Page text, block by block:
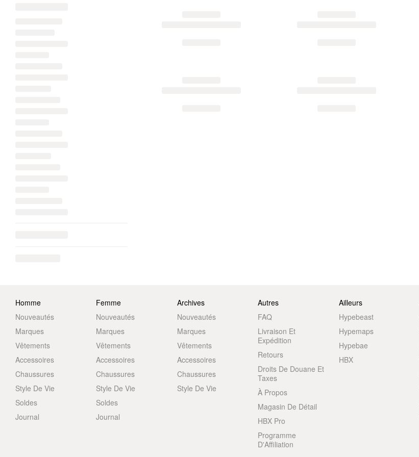
Homme
Nouveautés
Marques
Vêtements
Accessoires
Chaussures
Style De Vie
Soldes
Journal
Femme
Nouveautés
Marques
Vêtements
Accessoires
Chaussures
Style De Vie
Soldes
Journal
Archives
Nouveautés
Marques
Vêtements
Accessoires
Chaussures
Style De Vie
Autres
FAQ
Livraison Et
Expédition
Retours
Droits De Douane Et
Taxes
À Propos
Magasin De Détail
HBX Pro
Programme
D'Affiliation
Ailleurs
Hypebeast
Hypemaps
Hypebae
HBX